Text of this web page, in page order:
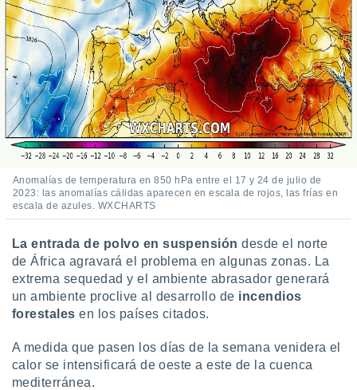
e
mediante
publicidad
publicidad
de
Anomalías de temperatura en 850 hPa entre el 17 y 24 de julio de
2023: las anomalías cálidas aparecen en escala de rojos, las frías en
escala de azules. WXCHARTS
La entrada de polvo en suspensión desde el norte
de África agravará el problema en algunas zonas. La
extrema sequedad y el ambiente abrasador generará
un ambiente proclive al desarrollo de incendios
forestales en los países citados.
A medida que pasen los días de la semana venidera el
calor se intensificará de oeste a este de la cuenca
mediterránea.